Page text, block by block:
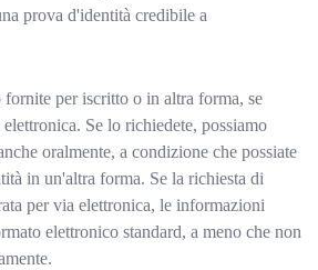
prova d'identità credibile a
per iscritto o in altra forma, se
Se lo richiedete, possiamo
oralmente, a condizione che possiate
in un'altra forma. Se la richiesta di
per via elettronica, le informazioni
elettronico standard, a meno che non